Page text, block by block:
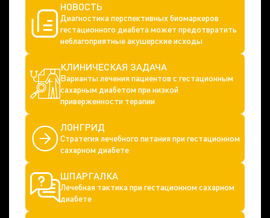
НОВОСТЬ
Диагностика перспективных биомаркеров
гестационного диабета может предотвратить
неблагоприятные акушерские исходы
КЛИНИЧЕСКАЯ ЗАДАЧА
Варианты лечения пациентов с гестационным
сахарным диабетом при низкой
приверженности терапии
ЛОНГРИД
Стратегия лечебного питания при гестационном
сахарном диабете
ШПАРГАЛКА
Лечебная тактика при гестационном сахарном
диабете